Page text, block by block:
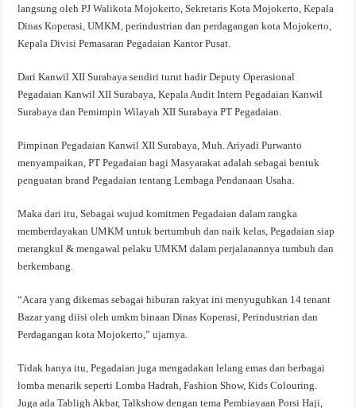
langsung oleh PJ Walikota Mojokerto, Sekretaris Kota Mojokerto, Kepala
Dinas Koperasi, UMKM, perindustrian dan perdagangan kota Mojokerto,
Kepala Divisi Pemasaran Pegadaian Kantor Pusat.
Dari Kanwil XII Surabaya sendiri turut hadir Deputy Operasional
Pegadaian Kanwil XII Surabaya, Kepala Audit Intern Pegadaian Kanwil
Surabaya dan Pemimpin Wilayah XII Surabaya PT Pegadaian.
Pimpinan Pegadaian Kanwil XII Surabaya, Muh. Ariyadi Purwanto
menyampaikan, PT Pegadaian bagi Masyarakat adalah sebagai bentuk
penguatan brand Pegadaian tentang Lembaga Pendanaan Usaha.
Maka dari itu, Sebagai wujud komitmen Pegadaian dalam rangka
memberdayakan UMKM untuk bertumbuh dan naik kelas, Pegadaian siap
merangkul & mengawal pelaku UMKM dalam perjalanannya tumbuh dan
berkembang.
“Acara yang dikemas sebagai hiburan rakyat ini menyuguhkan 14 tenant
Bazar yang diisi oleh umkm binaan Dinas Koperasi, Perindustrian dan
Perdagangan kota Mojokerto,” ujarnya.
Tidak hanya itu, Pegadaian juga mengadakan lelang emas dan berbagai
lomba menarik seperti Lomba Hadrah, Fashion Show, Kids Colouring.
Juga ada Tabligh Akbar, Talkshow dengan tema Pembiayaan Porsi Haji,